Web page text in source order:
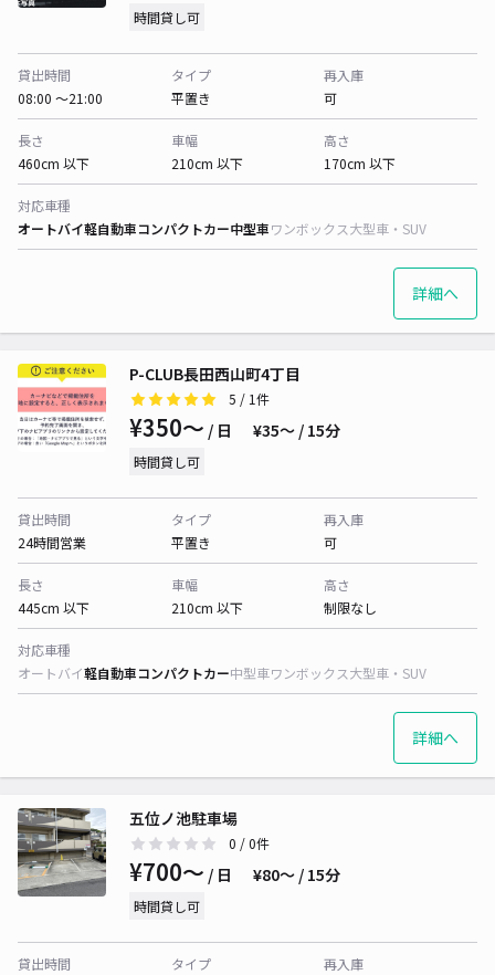
時間貸し可
貸出時間
08:00 〜21:00
タイプ
平置き
再入庫
可
長さ
460cm 以下
車幅
210cm 以下
高さ
170cm 以下
対応車種
オートバイ軽自動車コンパクトカー中型車ワンボックス大型車・SUV
詳細へ
P-CLUB長田西山町4丁目
5 / 1件
¥350〜 / 日 ¥35〜 / 15分
時間貸し可
貸出時間
24時間営業
タイプ
平置き
再入庫
可
長さ
445cm 以下
車幅
210cm 以下
高さ
制限なし
対応車種
オートバイ軽自動車コンパクトカー中型車ワンボックス大型車・SUV
詳細へ
五位ノ池駐車場
0 / 0件
¥700〜 / 日 ¥80〜 / 15分
時間貸し可
貸出時間
タイプ
再入庫